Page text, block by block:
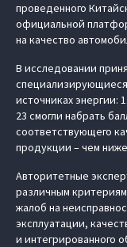
проведенного
официальной
на качество
В исследовании
источниках энергии:
23 смогли набрать
соответствующего
продукции – чем
Авторитетные
различным
жалоб на
эксплуатации,
и интегрированного